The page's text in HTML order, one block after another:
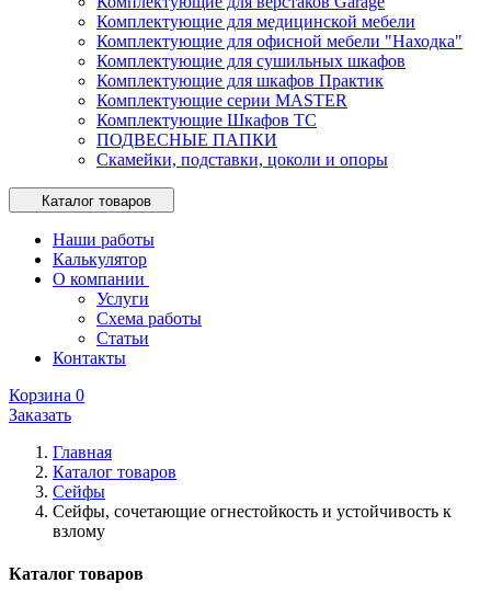
Комплектующие для медицинской мебели
Комплектующие для офисной мебели "Находка"
Комплектующие для сушильных шкафов
Комплектующие для шкафов Практик
Комплектующие серии MASTER
Комплектующие Шкафов ТС
ПОДВЕСНЫЕ ПАПКИ
Скамейки, подставки, цоколи и опоры
Каталог товаров
Наши работы
Калькулятор
О компании
Услуги
Схема работы
Статьи
Контакты
Корзина 0
Заказать
Главная
Каталог товаров
Сейфы
Сейфы, сочетающие огнестойкость и устойчивость к
взлому
Каталог товаров